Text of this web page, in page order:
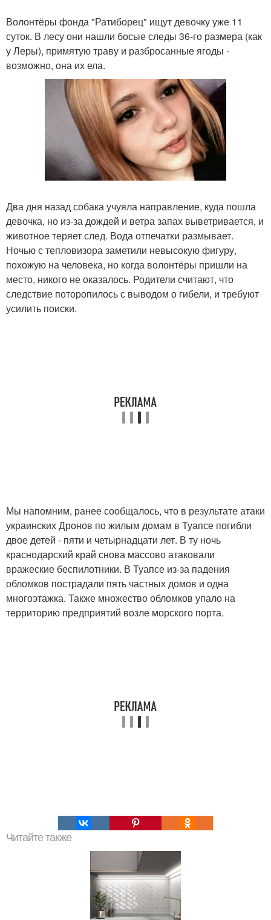
Волонтёры фонда "Ратиборец" ищут девочку уже 11
суток. В лесу они нашли босые следы 36-го размера (как
у Леры), примятую траву и разбросанные ягоды -
возможно, она их ела.
Два дня назад собака учуяла направление, куда пошла
девочка, но из-за дождей и ветра запах выветривается, и
животное теряет след. Вода отпечатки размывает.
Ночью с тепловизора заметили невысокую фигуру,
похожую на человека, но когда волонтёры пришли на
место, никого не оказалось. Родители считают, что
следствие поторопилось с выводом о гибели, и требуют
усилить поиски.
Мы напомним, ранее сообщалось, что в результате атаки
украинских Дронов по жилым домам в Туапсе погибли
двое детей - пяти и четырнадцати лет. В ту ночь
краснодарский край снова массово атаковали
вражеские беспилотники. В Туапсе из-за падения
обломков пострадали пять частных домов и одна
многоэтажка. Также множество обломков упало на
территорию предприятий возле морского порта.
Читайте также